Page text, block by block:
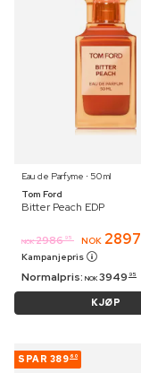
Eau de Parfyme ⋅ 50 ml
Tom Ford
Bitter Peach EDP
NOK 2986 95 NOK 2897
Kampanjepris
Normalpris: NOK 3949 95
KJØP
SPAR 389 60